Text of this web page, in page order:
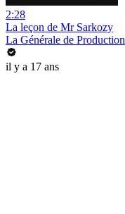
2:28
La leçon de Mr Sarkozy
La Générale de Production
il y a 17 ans